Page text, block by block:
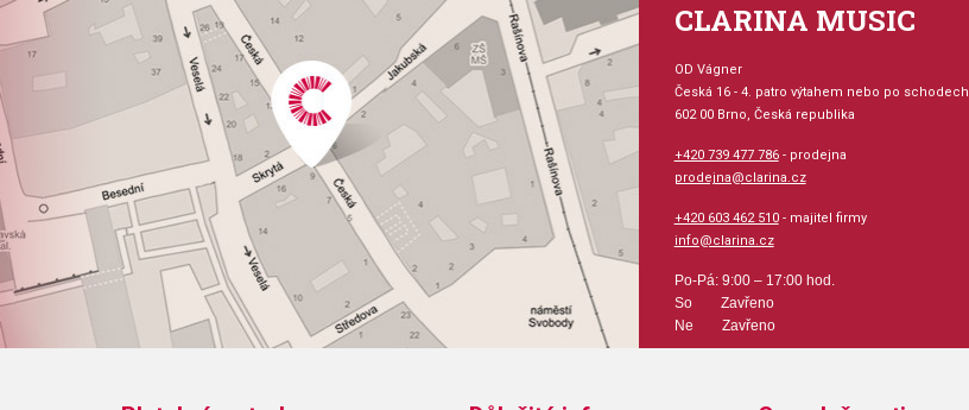
* Délka dráhy - M
CLARINA MUSIC
OD Vágner
Česká 16 - 4. patro výtahem nebo po schodech
602 00 Brno, Česká republika
+420 739 477 786- prodejna
prodejna@clarina.cz
+420 603 462 510- majitel firmy
info@clarina.cz
Po-Pá: 9:00 – 17:00 hod.
So Zavřeno
Ne Zavřeno